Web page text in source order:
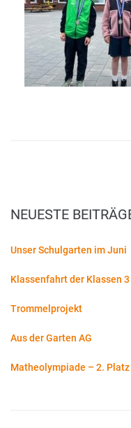
NEUESTE
Unser Schulgarten im Juni
Klassenfahrt der Klassen 3
Trommelprojekt
Aus der Garten AG
Matheolympiade – 2. Platz